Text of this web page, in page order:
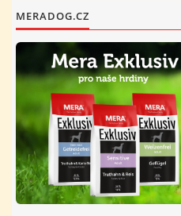
VÝBOR KK
MERADOG.CZ